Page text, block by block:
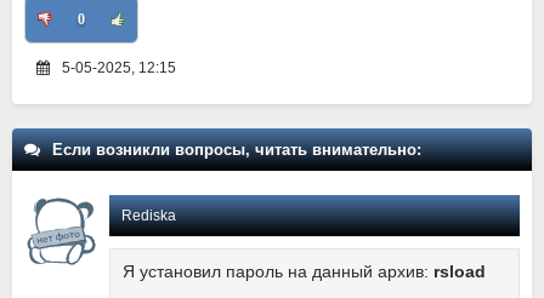
0
5-05-2025, 12:15
Если возникли вопросы, читать внимательно:
Rediska
Я установил пароль на данный архив: rsload